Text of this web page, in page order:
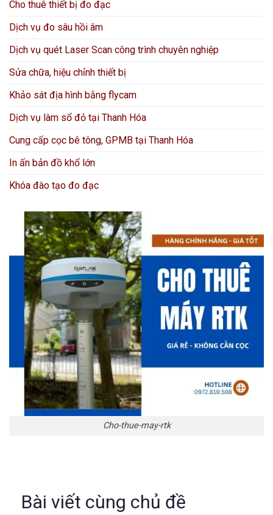
Cho thuê thiết bị đo đạc
Dịch vụ đo sâu hồi âm
Dịch vụ quét Laser Scan công trình chuyên nghiệp
Sửa chữa, hiệu chỉnh thiết bị
Khảo sát địa hình bằng flycam
Dịch vụ làm sổ đỏ tại Thanh Hóa
Cung cấp cọc bê tông, GPMB tại Thanh Hóa
In ấn bản đồ khổ lớn
Khóa đào tạo đo đạc
Cho-thue-may-rtk
Bài viết cùng chủ đề